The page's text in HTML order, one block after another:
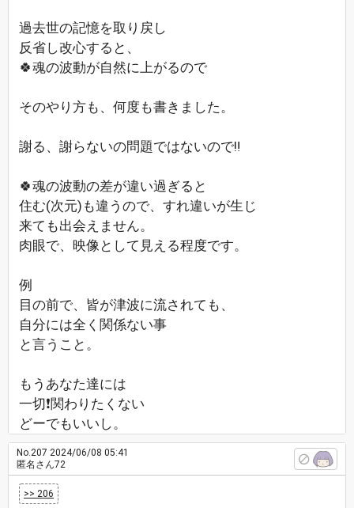
過去世の記憶を取り戻し
反省し改心すると、
🍀魂の波動が自然に上がるので
そのやり方も、何度も書きました。
謝る、謝らないの問題ではないので‼️
🍀魂の波動の差が違い過ぎると
住む(次元)も違うので、すれ違いが生じ
来ても出会えません。
肉眼で、映像として見える程度です。
例
目の前で、皆が津波に流されても、
自分には全く関係ない事
と言うこと。
もうあなた達には
一切❗関わりたくない
どーでもいいし。
No.207 2024/06/08 05:41
匿名さん72
>> 206